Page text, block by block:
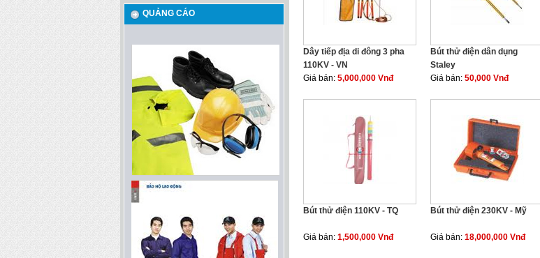
QUẢNG CÁO
Dây tiếp địa di đông 3 pha
110KV - VN
Giá bán: 5,000,000 Vnđ
Bút thử điện dân dụng
Staley
Giá bán: 50,000 Vnđ
Bút thử điện 110KV - TQ
Giá bán: 1,500,000 Vnđ
Bút thử điện 230KV - Mỹ
Giá bán: 18,000,000 Vnđ